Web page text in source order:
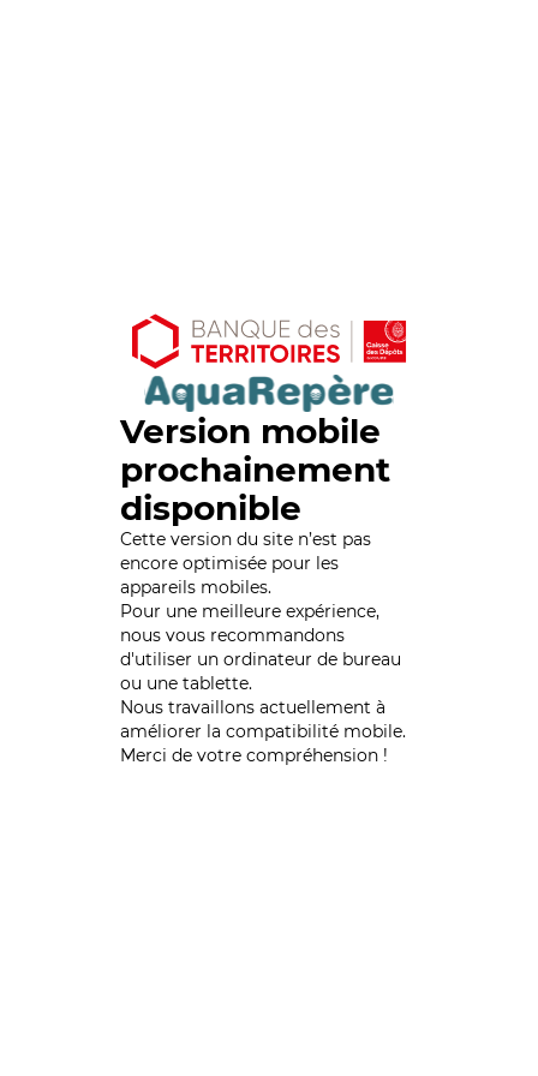
Version mobile
prochainement
disponible
Cette version du site n’est pas
encore optimisée pour les
appareils mobiles.
Pour une meilleure expérience,
nous vous recommandons
d'utiliser un ordinateur de bureau
ou une tablette.
Nous travaillons actuellement à
améliorer la compatibilité mobile.
Merci de votre compréhension !